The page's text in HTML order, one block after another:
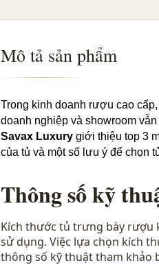
Mô tả sản phẩm
Trong kinh doanh rượu cao cấp,
doanh nghiệp và showroom
Savax Luxury giới thiệu top 3
của tủ và một số lưu ý để chọn
Thông số kỹ
Kích thước tủ trưng bày rượu
sử dụng. Việc lựa chọn kích
thông số kỹ thuật tham khảo